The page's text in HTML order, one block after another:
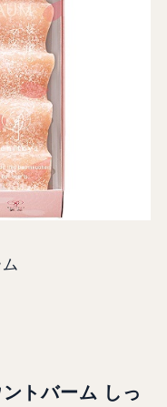
トバーム しっ